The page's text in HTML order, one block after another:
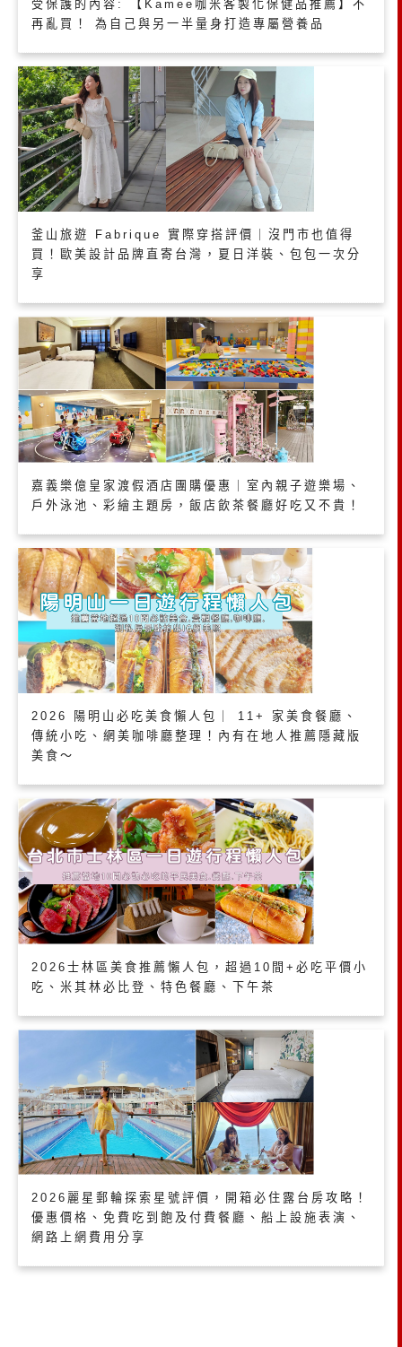
受保護的內容: 【Kamee咖米客製化保健品推薦】不
再亂買！ 為自己與另一半量身打造專屬營養品
釜山旅遊 Fabrique 實際穿搭評價｜沒門市也值得
買！歐美設計品牌直寄台灣，夏日洋裝、包包一次分
享
嘉義樂億皇家渡假酒店團購優惠｜室內親子遊樂場、
戶外泳池、彩繪主題房，飯店飲茶餐廳好吃又不貴！
2026 陽明山必吃美食懶人包｜ 11+ 家美食餐廳、
傳統小吃、網美咖啡廳整理！內有在地人推薦隱藏版
美食～
2026士林區美食推薦懶人包，超過10間+必吃平價小
吃、米其林必比登、特色餐廳、下午茶
2026麗星郵輪探索星號評價，開箱必住露台房攻略！
優惠價格、免費吃到飽及付費餐廳、船上設施表演、
網路上網費用分享